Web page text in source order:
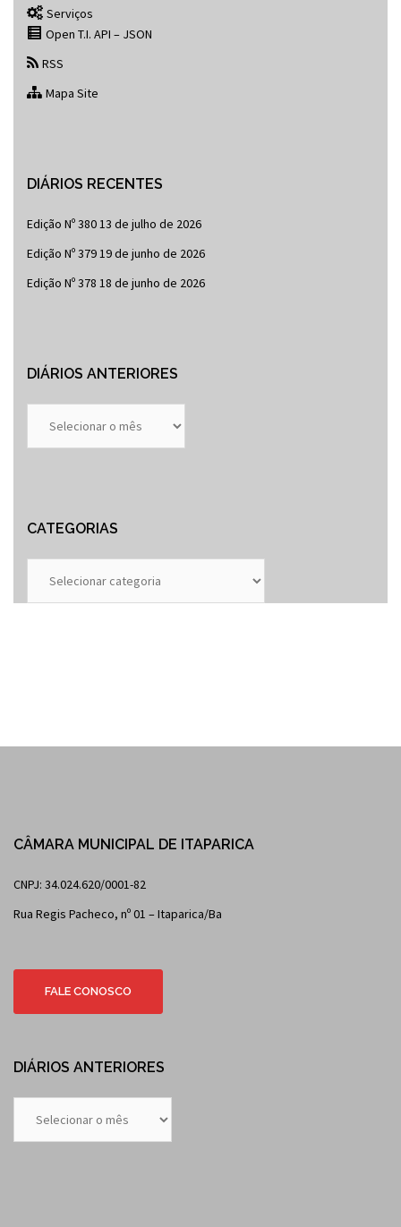
Serviços
Open T.I. API – JSON
RSS
Mapa Site
DIÁRIOS RECENTES
Edição Nº 38013 de julho de 2026
Edição Nº 37919 de junho de 2026
Edição Nº 378 18 de junho de 2026
DIÁRIOS ANTERIORES
Anteriores
CATEGORIAS
CÂMARA MUNICIPAL DE ITAPARICA
CNPJ: 34.024.620/0001-82
Rua Regis Pacheco, nº 01 – Itaparica/Ba
FALE CONOSCO
DIÁRIOS ANTERIORES
Anteriores